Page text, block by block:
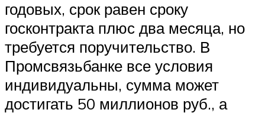
годовых, срок равен сроку
госконтракта плюс два месяца, но
требуется поручительство. В
Промсвязьбанке все условия
индивидуальны, сумма может
достигать 50 миллионов руб., а